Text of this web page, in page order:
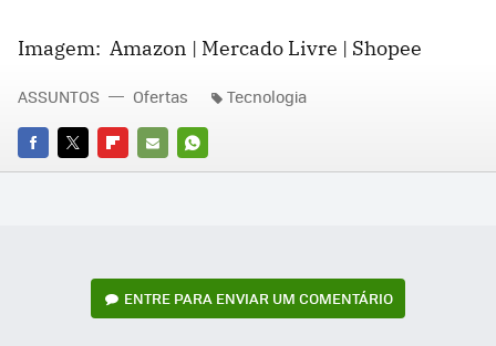
Imagem: Amazon | Mercado Livre | Shopee
FACEBOOK
TWITTERFLIPBOARD
E-
WHATSAPP
ASSUNTOS Ofertas Tecnologia
ENTRE PARA ENVIAR UM COMENTÁRIO